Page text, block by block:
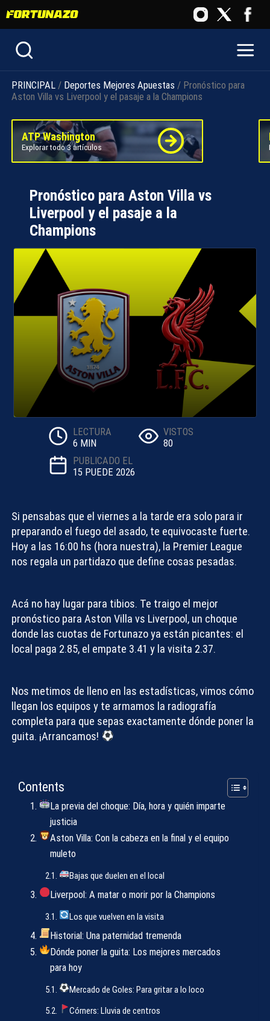
PRINCIPAL / Deportes Mejores Apuestas / Pronóstico para
Aston Villa vs Liverpool y el pasaje a la Champions
ATP Washington
Explorar todo 3 artículos
Pronóstico para Aston Villa vs
Liverpool y el pasaje a la
Champions
LECTURA
6 MIN
VISTOS
80
PUBLICADO EL
15 PUEDE 2026
Si pensabas que el viernes a la tarde era solo para ir
preparando el fuego del asado, te equivocaste fuerte.
Hoy a las 16:00 hs (hora nuestra), la Premier League
nos regala un partidazo que define cosas pesadas.
Acá no hay lugar para tibios. Te traigo el mejor
pronóstico para Aston Villa vs Liverpool , un choque
donde las cuotas de Fortunazo ya están picantes: el
local paga 2.85, el empate 3.41 y la visita 2.37.
Nos metimos de lleno en las estadísticas, vimos cómo
llegan los equipos y te armamos la radiografía
completa para que sepas exactamente dónde poner la
guita. ¡Arrancamos!
Contents
La previa del choque: Día, hora y quién imparte
justicia
Aston Villa: Con la cabeza en la final y el equipo
muleto
Bajas que duelen en el local
Liverpool: A matar o morir por la Champions
Los que vuelven en la visita
Historial: Una paternidad tremenda
Dónde poner la guita: Los mejores mercados
para hoy
Mercado de Goles: Para gritar a lo loco
Córners: Lluvia de centros